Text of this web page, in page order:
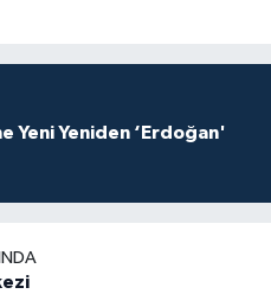
Yeni Yeniden ‘Erdoğan'